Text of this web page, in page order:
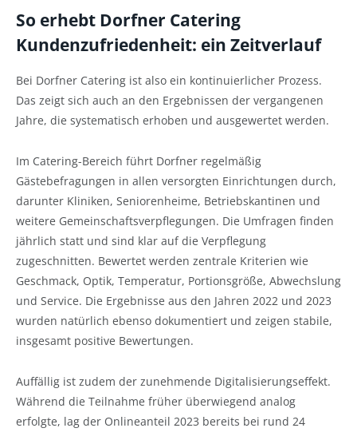
So erhebt Dorfner Catering
Kundenzufriedenheit: ein Zeitverlauf
Bei Dorfner Catering ist also ein kontinuierlicher Prozess.
Das zeigt sich auch an den Ergebnissen der vergangenen
Jahre, die systematisch erhoben und ausgewertet werden.
Im Catering-Bereich führt Dorfner regelmäßig
Gästebefragungen in allen versorgten Einrichtungen durch,
darunter Kliniken, Seniorenheime, Betriebskantinen und
weitere Gemeinschaftsverpflegungen. Die Umfragen finden
jährlich statt und sind klar auf die Verpflegung
zugeschnitten. Bewertet werden zentrale Kriterien wie
Geschmack, Optik, Temperatur, Portionsgröße, Abwechslung
und Service. Die Ergebnisse aus den Jahren 2022 und 2023
wurden natürlich ebenso dokumentiert und zeigen stabile,
insgesamt positive Bewertungen.
Auffällig ist zudem der zunehmende Digitalisierungseffekt.
Während die Teilnahme früher überwiegend analog
erfolgte, lag der Onlineanteil 2023 bereits bei rund 24